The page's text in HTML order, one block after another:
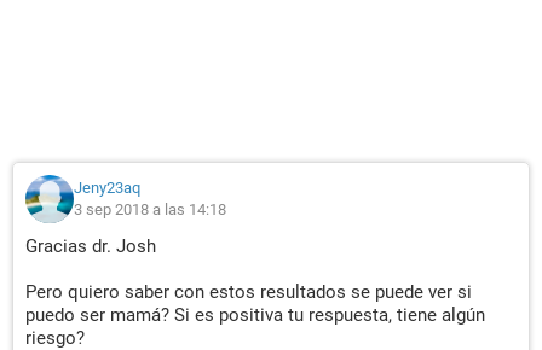
Jeny23aq
3 sep 2018 a las 14:18
Gracias dr. Josh
Pero quiero saber con estos resultados se puede ver si
puedo ser mamá? Si es positiva tu respuesta, tiene algún
riesgo?